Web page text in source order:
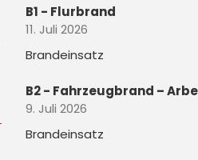
B1 - Flurbrand
11. Juli 2026
Brandeinsatz
B2 - Fahrzeugbrand –
9. Juli 2026
Brandeinsatz